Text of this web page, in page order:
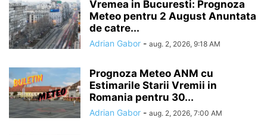
Vremea in Bucuresti: Prognoza
Meteo pentru 2 August Anuntata
de catre...
Adrian Gabor - aug. 2, 2026, 9:18 AM
Prognoza Meteo ANM cu
Estimarile Starii Vremii in
Romania pentru 30...
Adrian Gabor - aug. 2, 2026, 7:00 AM